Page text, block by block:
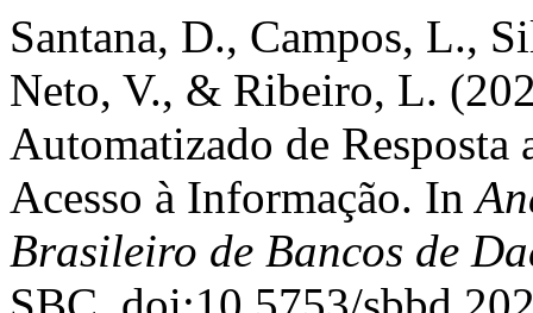
Santana, D., Campos, L.,
Neto, V., & Ribeiro, L.
Automatizado de Resposta
Acesso à Informação. In
Brasileiro de Bancos de